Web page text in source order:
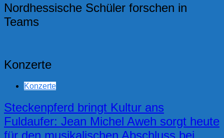
Nordhessische Schüler forschen in
Teams
Konzerte
Konzerte
Steckenpferd bringt Kultur ans
Fuldaufer: Jean Michel Aweh sorgt heute
für den musikalischen Abschluss bei